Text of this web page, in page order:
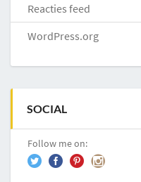
Reacties feed
WordPress.org
SOCIAL
Follow me on: